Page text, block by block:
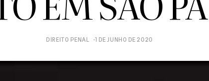
DIREITO PENAL 1 DE JUNHO DE 2020